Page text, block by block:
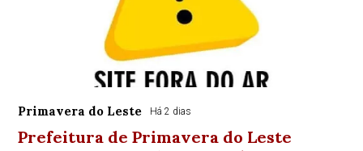
Primavera do Leste Há 2 dias
Prefeitura de Primavera do Leste